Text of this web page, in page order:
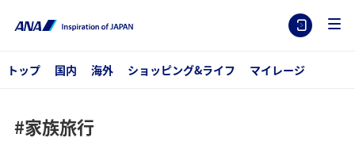
トップ 国内 海外 ショッピング&ライフ マイレージ
#家族旅行